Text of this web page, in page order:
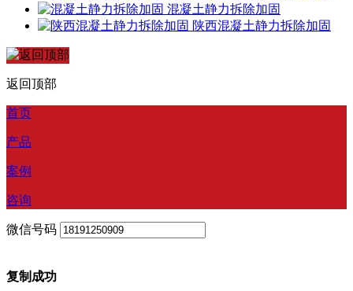
混凝土静力拆除加固
陕西混凝土静力拆除加固
返回顶部
首页
产品
案例
咨询
微信号码
复制成功